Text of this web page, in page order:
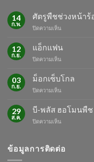
14
ก.พ.
ศัตรูพืชช่วงหน้าร้
ปิดความเห็น
ช่วง
หน้า
12
ก.ย.
แอ็กแฟน
ปิดความเห็น
แฟน
03
ก.ย.
ม็อกเซ็บโกล
ปิดความเห็น
อก
เซ็บ
โกล
29
ส.ค.
บี-พลัส ฮอโมนพืช
ปิดความเห็น
ฮอ
ข้อมูลการติดต่อ